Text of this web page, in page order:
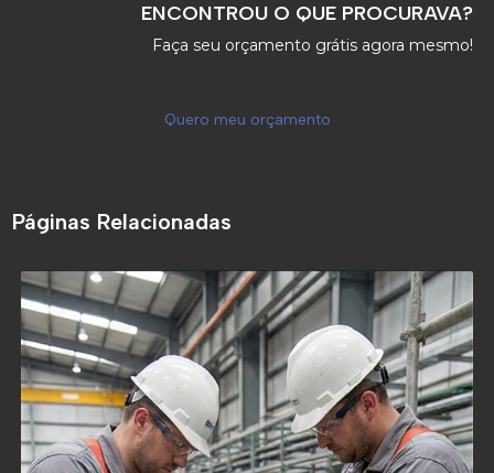
ENCONTROU O QUE PROCURAVA?
Faça seu orçamento grátis agora mesmo!
Quero meu orçamento
Páginas Relacionadas